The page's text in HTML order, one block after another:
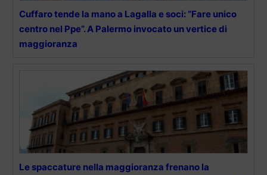
Cuffaro tende la mano a Lagalla e soci: “Fare unico
centro nel Ppe”. A Palermo invocato un vertice di
maggioranza
Le spaccature nella maggioranza frenano la